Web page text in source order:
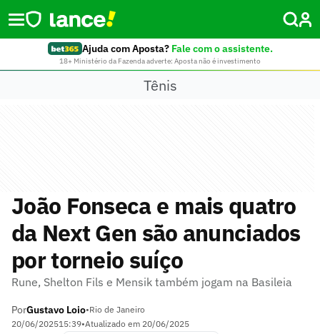
Ajuda com Aposta? Fale com o assistente.
18+ Ministério da Fazenda adverte: Aposta não é investimento
Tênis
João Fonseca e mais quatro
da Next Gen são anunciados
por torneio suíço
Rune, Shelton Fils e Mensik também jogam na Basileia
PorGustavo Loio•Rio de Janeiro
20/06/202515:39•Atualizado em 20/06/2025